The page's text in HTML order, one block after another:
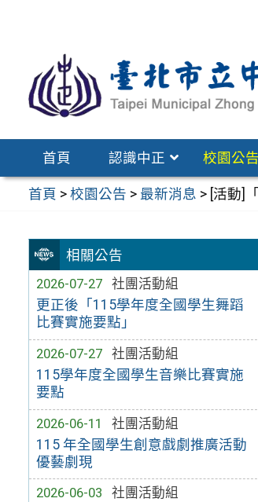
區
首頁 認識中正 校園公告
首頁 >校園公告 > 最新消息 > [活動]
相關公告
2026-07-27
社團活動組
更正後「115學年度全國學生舞蹈
比賽實施要點」
2026-07-27
社團活動組
115學年度全國學生音樂比賽實施
要點
2026-06-11
社團活動組
115 年全國學生創意戲劇推廣活動
優藝劇現
2026-06-03
社團活動組